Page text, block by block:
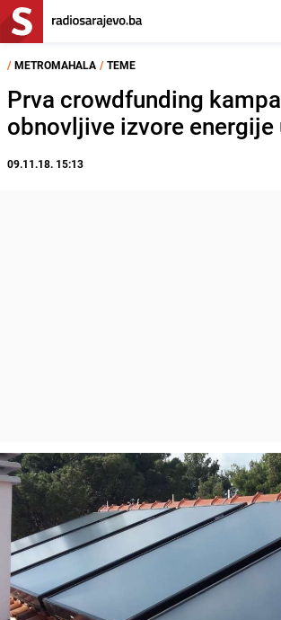
/ METROMAHALA / TEME
Prva crowdfunding
obnovljive izvore energije
09.11.18. 15:13